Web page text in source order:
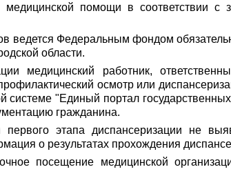
помощи в соответствии с
ведется Федеральным фондом
области.
медицинский работник,
осмотр или
системе "Единый портал
гражданина.
этапа диспансеризации не
о результатах прохождения
посещение медицинской